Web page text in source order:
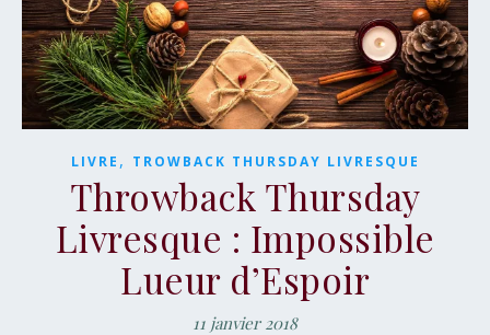
LIVRE , TROWBACK THURSDAY LIVRESQUE
Throwback Thursday
Livresque : Impossible
Lueur d’Espoir
11 janvier 2018